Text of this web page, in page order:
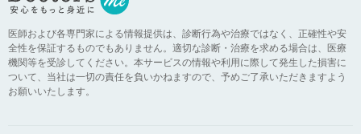
医師および各専門家による情報提供は、診断行為や治療ではなく、正確性や安
全性を保証するものでもありません。適切な診断・治療を求める場合は、医療
機関等を受診してください。本サービスの情報や利用に際して発生した損害に
ついて、当社は一切の責任を負いかねますので、予めご了承いただきますよう
お願いいたします。